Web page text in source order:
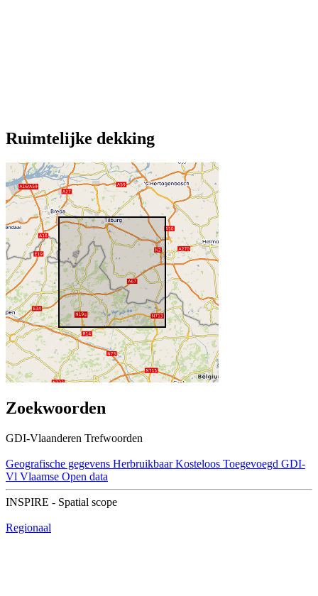
Ruimtelijke dekking
Zoekwoorden
GDI-Vlaanderen Trefwoorden
Geografische gegevens Herbruikbaar Kosteloos Toegevoegd GDI-
Vl Vlaamse Open data
INSPIRE - Spatial scope
Regionaal